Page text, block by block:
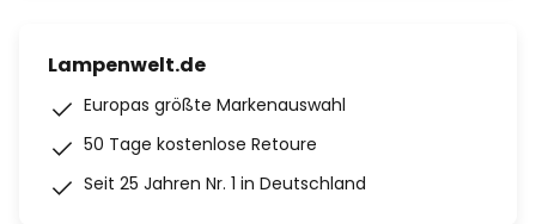
Lampenwelt.de
Europas größte Markenauswahl
50 Tage kostenlose Retoure
Seit 25 Jahren Nr. 1 in Deutschland